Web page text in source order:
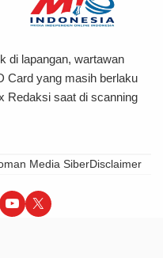
di lapangan, wartawan
Card yang masih berlaku
Redaksi saat di scanning
Media SiberDisclaimer